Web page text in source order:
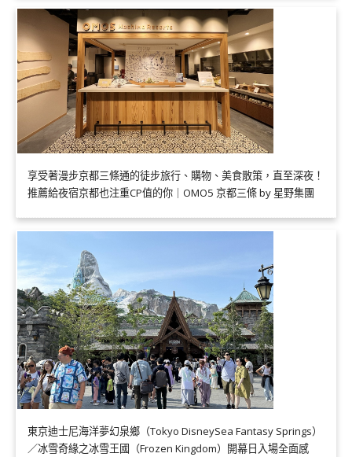
享受著漫步京都三條通的徒步旅行、購物、美食散策，直至深夜！
推薦給夜宿京都也注重CP值的你｜OMO5 京都三條 by 星野集團
東京迪士尼海洋夢幻泉鄉（Tokyo DisneySea Fantasy Springs）
／冰雪奇緣之冰雪王國（Frozen Kingdom）開幕日入場全面感